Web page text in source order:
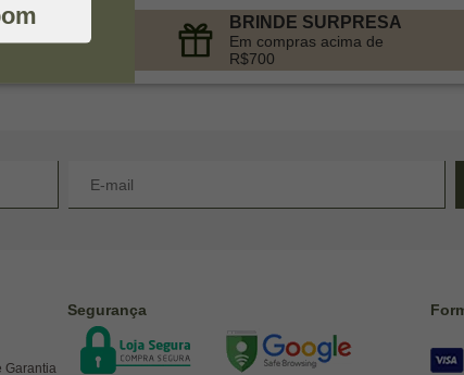
BRINDE SURPRESA
Em compras acima de
R$700
Garantia
Segurança